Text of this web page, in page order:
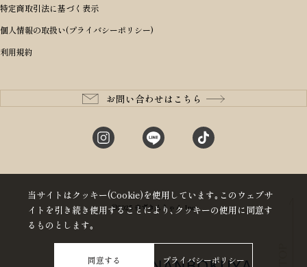
二つ折り財布
三つ折り財布
コインケース・小銭入れ
CLEDRAN クレドラン
aniary アニアリ
CIE シー
StitchandSew ステッチアンドソー
レッド
ピンク
パープル(ラベンダー)
キャメル
ブルー・ネイビー
70,000円〜79,999円
80,000円〜
ゴルフウェア/アクセサリー
JONES ジョーンズ
木の庄帆布
入学・進学祝い
成人祝い
就職・栄転祝い
長寿・還暦祝い
10代
20代
30代
5,000円〜9,999円
10,000円〜19,999円
20,000円〜29,999円
特定商取引法に基づく表示
個人情報の取扱い(プライバシーポリシー)
利用規約
お問い合わせはこちら
©2025 赤ずきんちゃん Inc
当サイトはクッキー(Cookie)を使用しています｡このウェブサ
イトを引き続き使用することにより､クッキーの使用に同意す
るものとします｡
同意する プライバシーポリシー